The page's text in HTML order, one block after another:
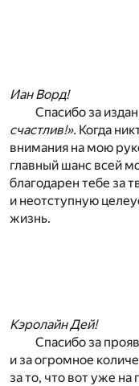
Иан Ворд!
Спасибо за
счастлив!». Когда
внимания на мою
главный шанс всей
благодарен тебе за
и неотступную
жизнь.
Кэролайн Дей!
Спасибо за
и за огромное
за то, что вот уже